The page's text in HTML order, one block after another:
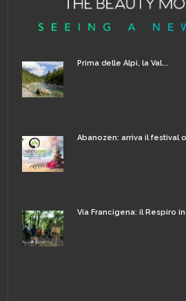
Prima delle Alpi, la Val...
Abanozen: arriva il festival
Via Francigena: il Respiro